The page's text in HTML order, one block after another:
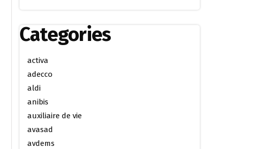
Categories
activa
adecco
aldi
anibis
auxiliaire de vie
avasad
avdems